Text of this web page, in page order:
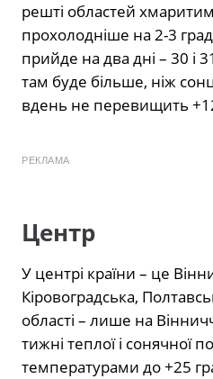
решті областей
прохолодніше на 2-3
прийде на два дні – 30 і
там буде більше, ніж
вдень не перевищить
РЕКЛАМА
Центр
У центрі країни – це
Кіровоградська,
області – лише на
тижні теплої і сонячної
температурами до +25